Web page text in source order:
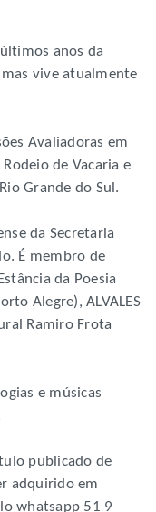
anos da
vive atualmente
Avaliadoras em
de Vacaria e
Grande do Sul.
da Secretaria
É membro de
da Poesia
Alegre), ALVALES
Ramiro Frota
e músicas
publicado de
adquirido em
whatsapp 51 9